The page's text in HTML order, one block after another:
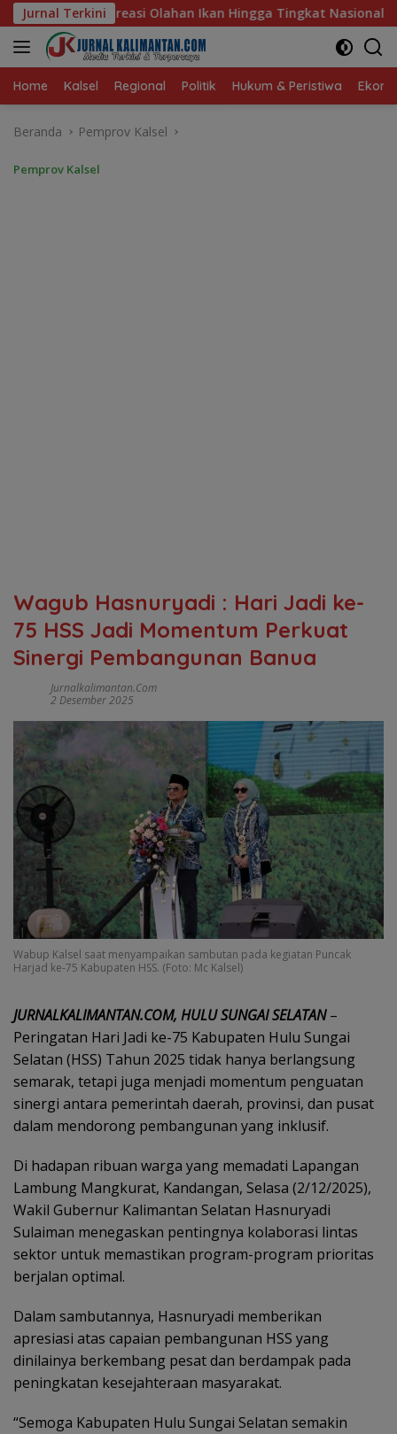
Langsung
ke
konten
Jurnal Terkini
Hingga Tingkat Nasional Pada Lomba Masak Serba Ikan
Home Kalsel Regional Politik Hukum & Peristiwa
Beranda Pemprov Kalsel
Pemprov Kalsel
Wagub Hasnuryadi : Hari Jadi ke-
75 HSS Jadi Momentum Perkuat
Sinergi Pembangunan Banua
Jurnalkalimantan.com
2 Desember 2025
Wabup Kalsel saat menyampaikan sambutan pada kegiatan Puncak
Harjad ke-75 Kabupaten HSS. (Foto: Mc Kalsel)
JURNALKALIMANTAN.COM, HULU SUNGAI SELATAN–
Peringatan Hari Jadi ke-75 Kabupaten Hulu Sungai
Selatan (HSS) Tahun 2025 tidak hanya berlangsung
semarak, tetapi juga menjadi momentum penguatan
sinergi antara pemerintah daerah, provinsi, dan pusat
dalam mendorong pembangunan yang inklusif.
Di hadapan ribuan warga yang memadati Lapangan
Lambung Mangkurat, Kandangan, Selasa (2/12/2025),
Wakil Gubernur Kalimantan Selatan Hasnuryadi
Sulaiman menegaskan pentingnya kolaborasi lintas
sektor untuk memastikan program-program prioritas
berjalan optimal.
Dalam sambutannya, Hasnuryadi memberikan
apresiasi atas capaian pembangunan HSS yang
dinilainya berkembang pesat dan berdampak pada
peningkatan kesejahteraan masyarakat.
“Semoga Kabupaten Hulu Sungai Selatan semakin